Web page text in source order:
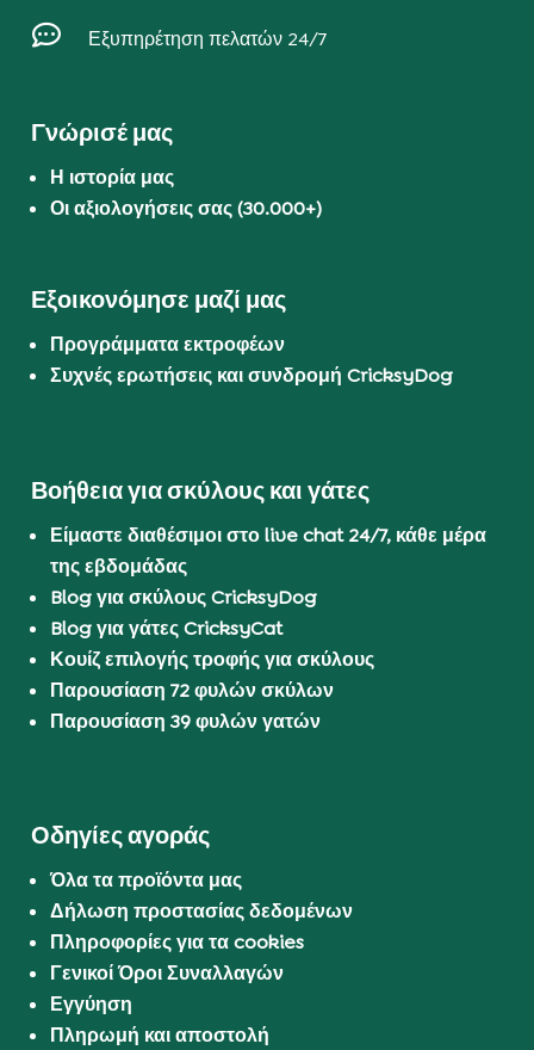
 Εξυπηρέτηση πελατών 24/7
Γνώρισέ μας
Η ιστορία μας
Οι αξιολογήσεις σας (30.000+)
Εξοικονόμησε μαζί μας
Προγράμματα εκτροφέων
Συχνές ερωτήσεις και συνδρομή CricksyDog
Βοήθεια για σκύλους και γάτες
Είμαστε διαθέσιμοι στο live chat 24/7, κάθε μέρα
της εβδομάδας
Blog για σκύλους CricksyDog
Blog για γάτες CricksyCat
Κουίζ επιλογής τροφής για σκύλους
Παρουσίαση 72 φυλών σκύλων
Παρουσίαση 39 φυλών γατών
Οδηγίες αγοράς
Όλα τα προϊόντα μας
Δήλωση προστασίας δεδομένων
Πληροφορίες για τα cookies
Γενικοί Όροι Συναλλαγών
Εγγύηση
Πληρωμή και αποστολή